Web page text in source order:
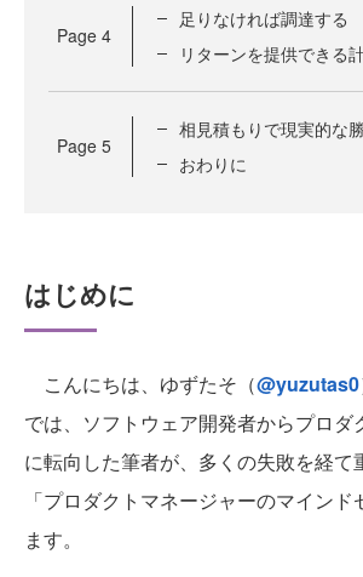
Page 4
足りなければ調達する
リターンを提供できる
Page 5
相見積もりで現実的な
おわりに
はじめに
こんにちは、ゆずたそ（@yuzutas0
では、ソフトウェア開発者からプロダ
に転向した筆者が、多くの失敗を経て
「プロダクトマネージャーのマイン
ます。